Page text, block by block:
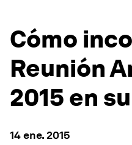
Cómo
Reunión
2015 en
14 ene. 2015